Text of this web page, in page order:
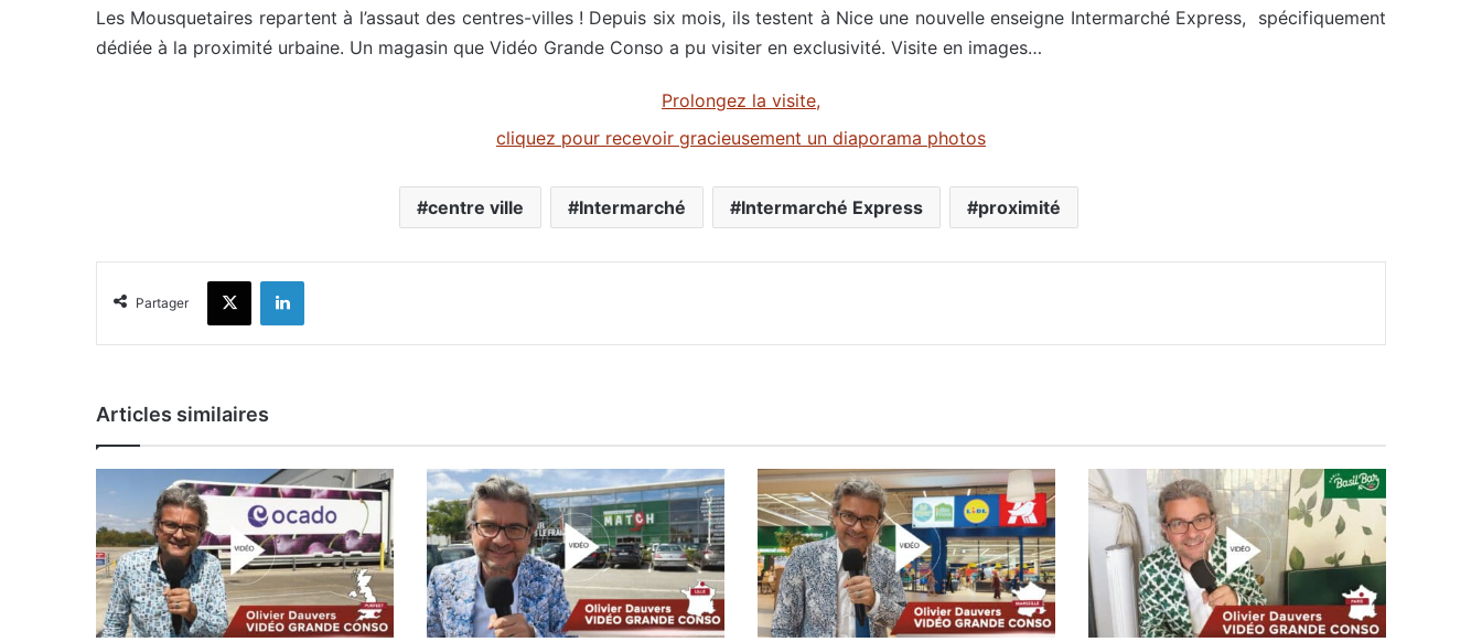
Les Mousquetaires repartent à l’assaut des centres-villes ! Depuis six mois, ils testent à Nice une nouvelle enseigne Intermarché Express, spécifiquement
dédiée à la proximité urbaine. Un magasin que Vidéo Grande Conso a pu visiter en exclusivité. Visite en images…
Prolongez la visite,
cliquez pour recevoir gracieusement un diaporama photos
centre ville Intermarché Intermarché Express proximité
Partager
X Linkedin
Articles similaires